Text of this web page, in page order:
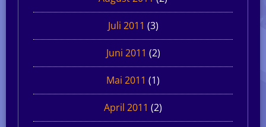
Juli 2011 (3)
Juni 2011 (2)
Mai 2011 (1)
April 2011 (2)